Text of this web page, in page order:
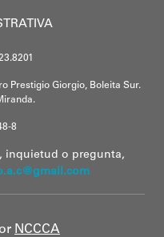
Prestigio Giorgio, Boleita Sur.
8
inquietud o pregunta,
NCCCA